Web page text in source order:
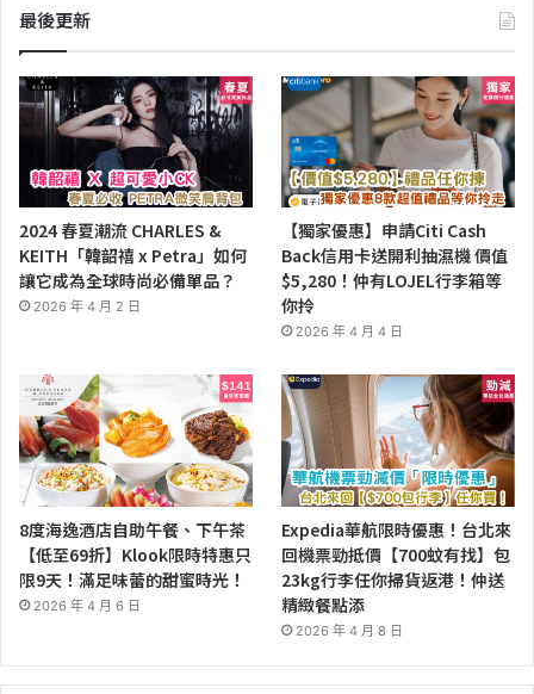
最後更新
2024 春夏潮流 CHARLES &
KEITH「韓韶禧 x Petra」如何
讓它成為全球時尚必備單品？
2026 年 4 月 2 日
【獨家優惠】申請Citi Cash
Back信用卡送開利抽濕機 價值
$5,280！仲有LOJEL行李箱等
你拎
2026 年 4 月 4 日
8度海逸酒店自助午餐、下午茶
【低至69折】Klook限時特惠只
限9天！滿足味蕾的甜蜜時光！
2026 年 4 月 6 日
Expedia華航限時優惠！台北來
回機票勁抵價【700蚊有找】包
23kg行李任你掃貨返港！仲送
精緻餐點添
2026 年 4 月 8 日